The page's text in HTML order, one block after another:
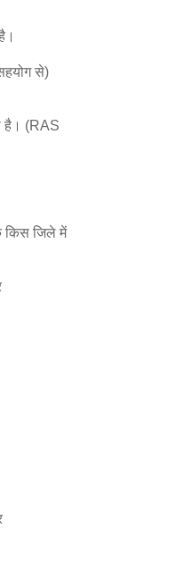
से)
है। (RAS
किस जिले में